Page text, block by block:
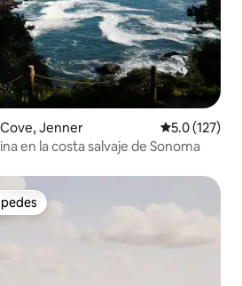
Jenner Calificación
5.0 (127)
en la costa salvaje de Sonoma
entre huéspedes